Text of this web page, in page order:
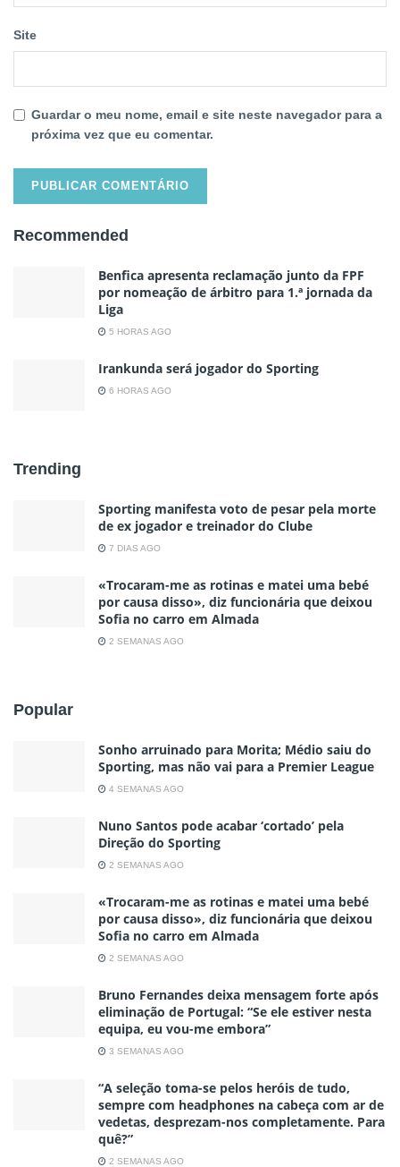
Site
Guardar o meu nome, email e site neste navegador para a
próxima vez que eu comentar.
Recommended
Benfica apresenta reclamação junto da FPF
por nomeação de árbitro para 1.ª jornada da
Liga
5 HORAS AGO
Irankunda será jogador do Sporting
6 HORAS AGO
Trending
Sporting manifesta voto de pesar pela morte
de ex jogador e treinador do Clube
7 DIAS AGO
«Trocaram-me as rotinas e matei uma bebé
por causa disso», diz funcionária que deixou
Sofia no carro em Almada
2 SEMANAS AGO
Popular
Sonho arruinado para Morita; Médio saiu do
Sporting, mas não vai para a Premier League
4 SEMANAS AGO
Nuno Santos pode acabar ‘cortado’ pela
Direção do Sporting
2 SEMANAS AGO
«Trocaram-me as rotinas e matei uma bebé
por causa disso», diz funcionária que deixou
Sofia no carro em Almada
2 SEMANAS AGO
Bruno Fernandes deixa mensagem forte após
eliminação de Portugal: “Se ele estiver nesta
equipa, eu vou-me embora”
3 SEMANAS AGO
“A seleção toma-se pelos heróis de tudo,
sempre com headphones na cabeça com ar de
vedetas, desprezam-nos completamente. Para
quê?”
2 SEMANAS AGO